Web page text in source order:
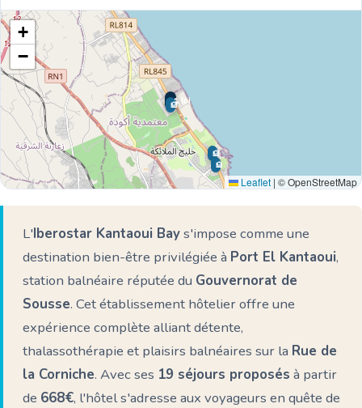
🌊 Ici
🏨
🏨
🏨
🏨
🏨
+
−
Leaflet | © OpenStreetMap
L'Iberostar Kantaoui Bays'impose comme une
destination bien-être privilégiée à Port El Kantaoui,
station balnéaire réputée du Gouvernorat de
Sousse. Cet établissement hôtelier offre une
expérience complète alliant détente,
thalassothérapie et plaisirs balnéaires sur la Rue de
la Corniche. Avec ses 19 séjours proposés à partir
de 668€, l'hôtel s'adresse aux voyageurs en quête de